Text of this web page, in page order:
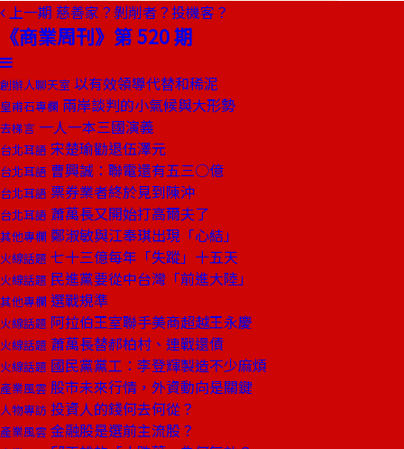
上一期 慈善家？剝削者？投機客？
《商業周刊》第 520 期
創辦人聊天室 以有效領導代替和稀泥
皇甫石專欄 兩岸談判的小氣候與大形勢
去梯言 一人一本三國演義
台北耳語 宋楚瑜勸退伍澤元
台北耳語 曹興誠：聯電還有五三○億
台北耳語 票券業者終於見到陳沖
台北耳語 蕭萬長又開始打高爾夫了
其他專欄 鄭淑敏與江奉琪出現「心結」
火線話題 七十三億每年「失蹤」十五天
火線話題 民進黨要從中台灣「前進大陸」
其他專欄 選戰規準
火線話題 阿拉伯王室聯手美商超越王永慶
火線話題 蕭萬長替郝柏村、連戰還債
火線話題 國民黨黨工：李登輝製造不少麻煩
產業風雲 股市未來行情，外資動向是關鍵
人物專訪 投資人的錢何去何從？
產業風雲 金融股是選前主流股？